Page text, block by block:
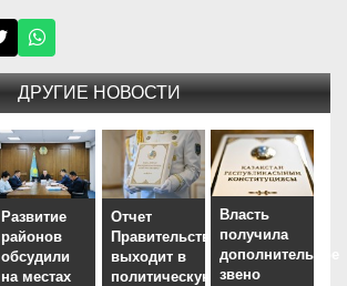
ДРУГИЕ НОВОСТИ
Развитие
районов
обсудили
на местах
Отчет
Правительства
выходит в
политическую
Власть
получила
дополнительное
звено